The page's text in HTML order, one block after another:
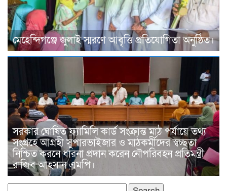
মেহেন্দিগঞ্জে জুলাই স্মরণে আবৃত্তি প্রতিযোগিতা অনুষ্ঠিত।
সরকার ঘোষিত ফ্যামিলি কার্ড সংক্রান্ত মাঠ পর্যায়ে তথ্য
সংগ্রহে আগ্রহী সুপারভাইজার ও মাঠকর্মীদের স্বচ্ছতা
নিশ্চিত করনে ধারনা প্রদান করেন নৌপরিবহন প্রতিমন্ত্রী
রাজিব আহসান এমপি।